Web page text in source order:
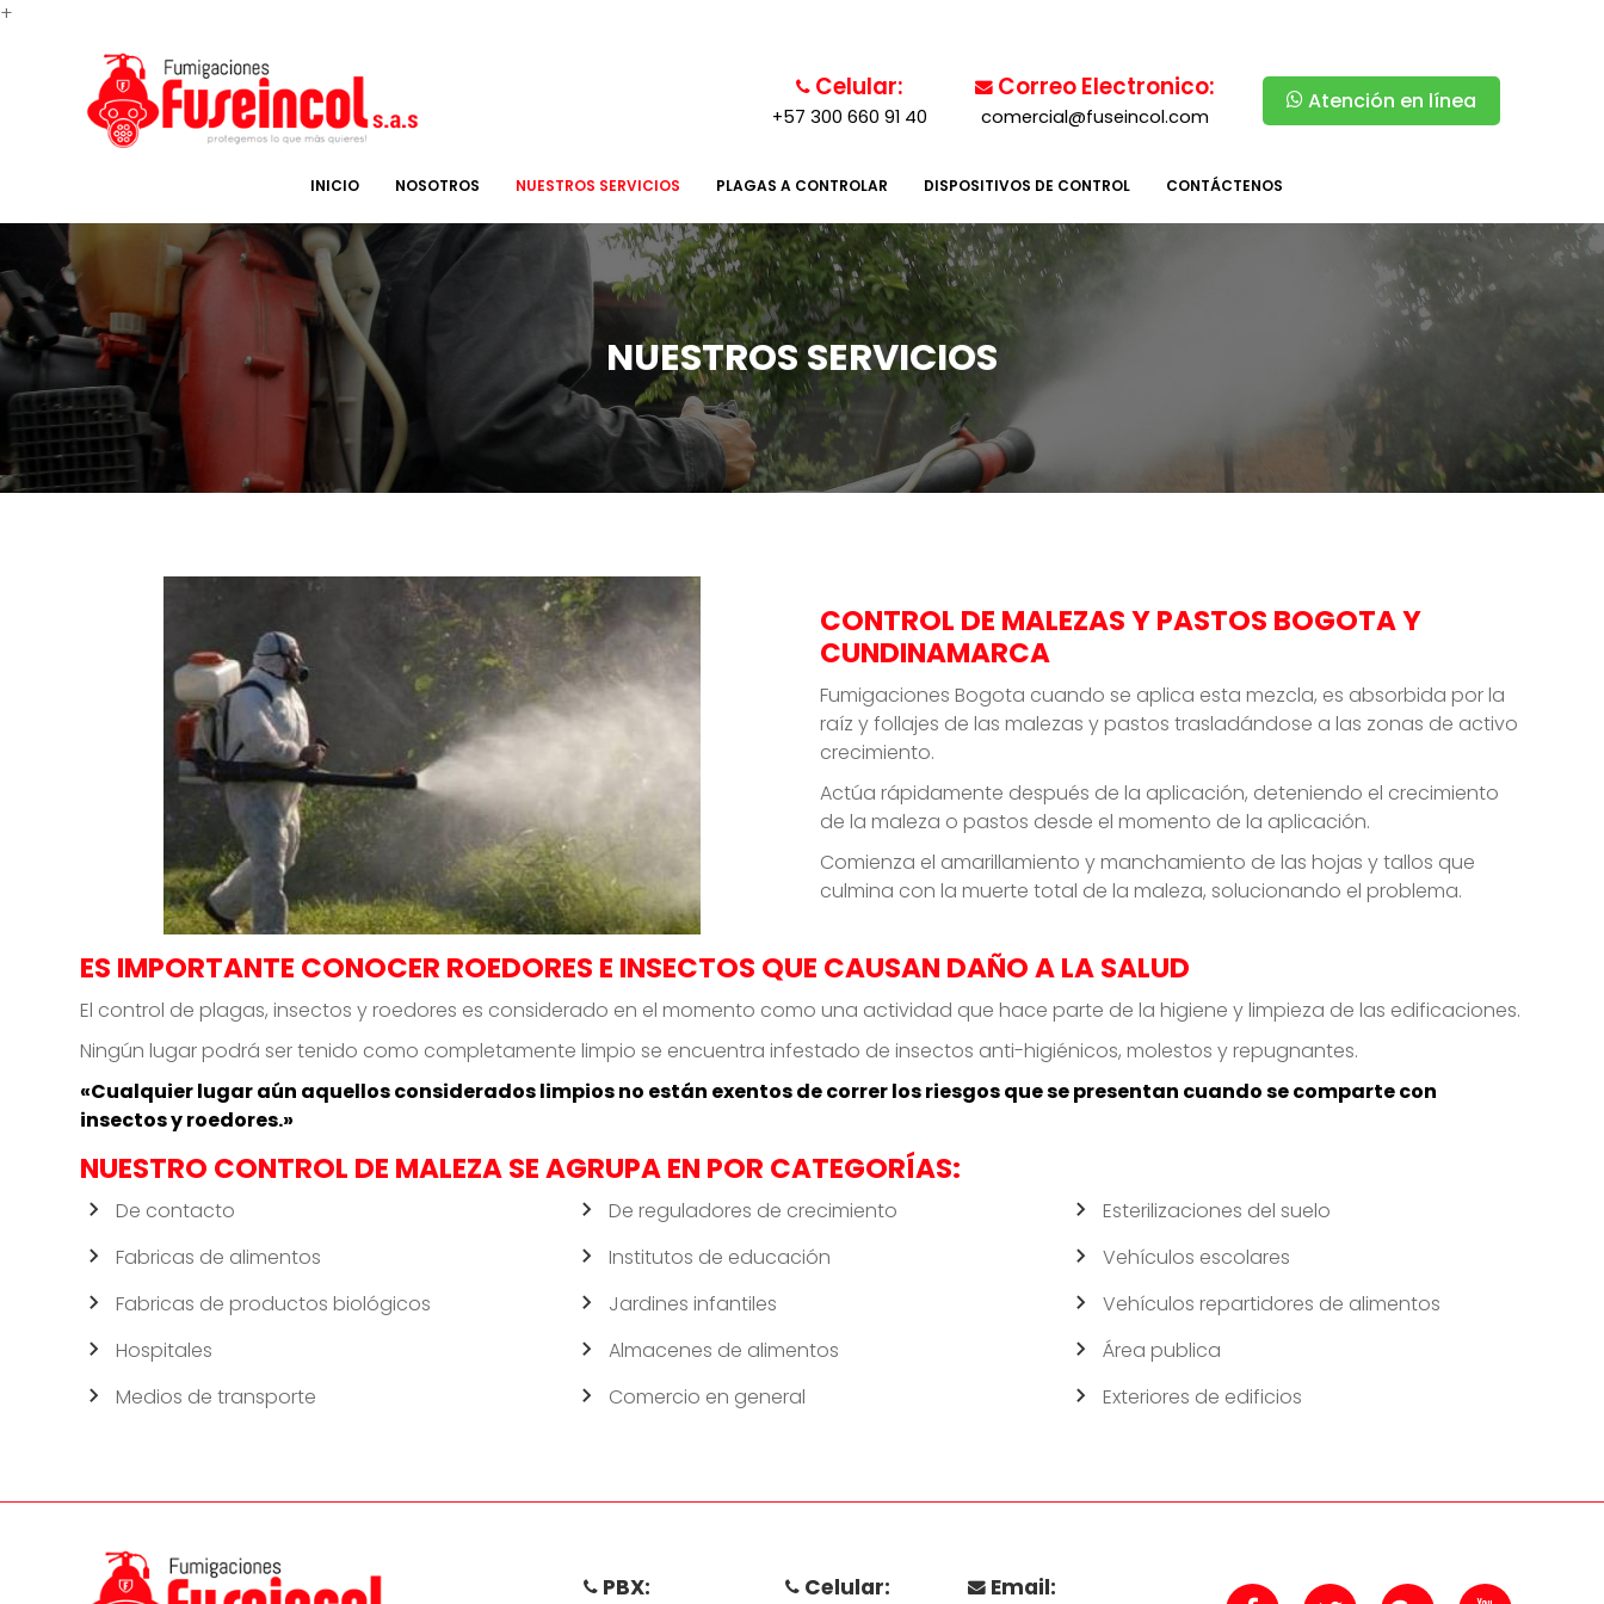
+
Celular:
+57 300 660 91 40
Correo Electronico:
comercial@fuseincol.com
Atención en línea
INICIO NOSOTROS NUESTROS SERVICIOS PLAGAS A CONTROLAR DISPOSITIVOS DE CONTROL CONTÁCTENOS
NUESTROS SERVICIOS
CONTROL DE MALEZAS Y PASTOS BOGOTA Y
CUNDINAMARCA
Fumigaciones Bogota cuando se aplica esta mezcla, es absorbida por la
raíz y follajes de las malezas y pastos trasladándose a las zonas de activo
crecimiento.
Actúa rápidamente después de la aplicación, deteniendo el crecimiento
de la maleza o pastos desde el momento de la aplicación.
Comienza el amarillamiento y manchamiento de las hojas y tallos que
culmina con la muerte total de la maleza, solucionando el problema.
ES IMPORTANTE CONOCER ROEDORES E INSECTOS QUE CAUSAN DAÑO A LA SALUD
El control de plagas, insectos y roedores es considerado en el momento como una actividad que hace parte de la higiene y limpieza de las edificaciones.
Ningún lugar podrá ser tenido como completamente limpio se encuentra infestado de insectos anti-higiénicos, molestos y repugnantes.
«Cualquier lugar aún aquellos considerados limpios no están exentos de correr los riesgos que se presentan cuando se comparte con
insectos y roedores.»
NUESTRO CONTROL DE MALEZA SE AGRUPA EN POR CATEGORÍAS:
De contacto
Fabricas de alimentos
Fabricas de productos biológicos
Hospitales
Medios de transporte
De reguladores de crecimiento
Institutos de educación
Jardines infantiles
Almacenes de alimentos
Comercio en general
Esterilizaciones del suelo
Vehículos escolares
Vehículos repartidores de alimentos
Área publica
Exteriores de edificios
PBX: Celular: Email: